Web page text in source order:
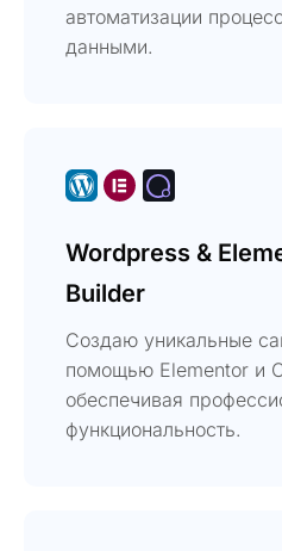
автоматизации
данными.
Wordpress &
Builder
Создаю уникальные
помощью Elementor и
обеспечивая
функциональность.